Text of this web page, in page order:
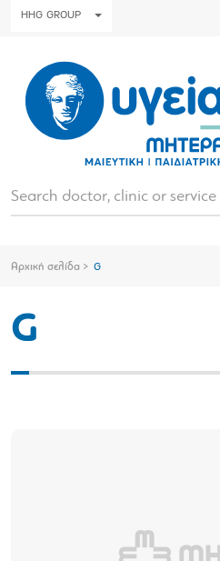
HHG GROUP
Αρχική σελίδα G
G